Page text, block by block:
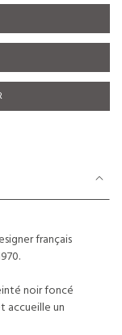
français
noir foncé
accueille un